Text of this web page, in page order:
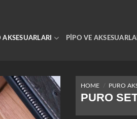
AKSESUARLARI PIPO VE
HOME / PURO
PURO